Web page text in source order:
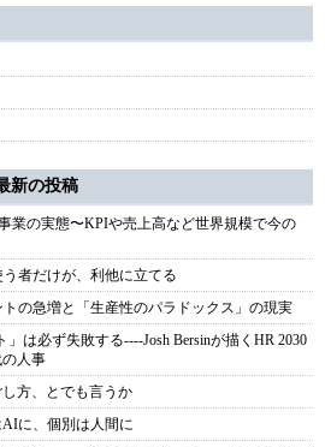
新の投稿
業の実態〜KPIや売上高など世界規模で今の
者だけが、利他に立てる
の急増と「生産性のパラドックス」の現実
」は必ず失敗する----Josh Bersinが描くHR 2030
人事
方、とでも言うか
に、個別は人間に